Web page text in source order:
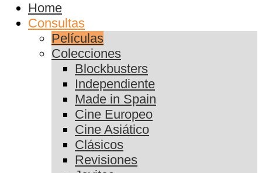
Home
Consultas
Películas
Colecciones
Blockbusters
Independiente
Made in Spain
Cine Europeo
Cine Asiático
Clásicos
Revisiones